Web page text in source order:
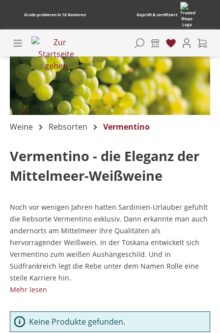
Gratis probieren in 16 Kontoren Geprüft & zertifiziert
Weine Rebsorten Vermentino
Vermentino - die Eleganz der
Mittelmeer-Weißweine
Noch vor wenigen Jahren hatten Sardinien-Urlauber gefühlt
die Rebsorte Vermentino exklusiv. Dann erkannte man auch
andernorts am Mittelmeer ihre Qualitäten als
hervorragender Weißwein. In der Toskana entwickelt sich
Vermentino zum weißen Aushängeschild. Und in
Südfrankreich legt die Rebe unter dem Namen Rolle eine
steile Karriere hin.
Mehr lesen
Keine Produkte gefunden.